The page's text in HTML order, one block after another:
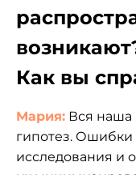
Как вы
Мария: Вся наша
гипотез.
исследования и